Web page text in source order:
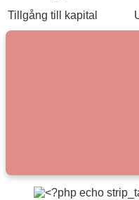
Tillgång till kapital